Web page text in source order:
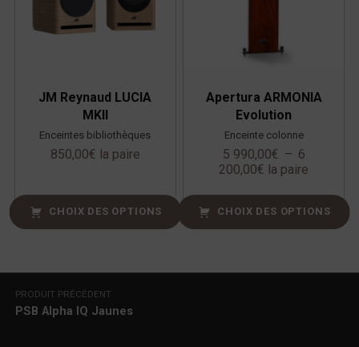
JM Reynaud LUCIA
MKII
Enceintes bibliothèques
850,00€ la paire
CHOIX DES OPTIONS
Apertura ARMONIA
Evolution
Enceinte colonne
5 990,00€ – 6
200,00€ la paire
CHOIX DES OPTIONS
Navigation de l’article
PRODUIT PRÉCÉDENT
PSB Alpha IQ Jaunes